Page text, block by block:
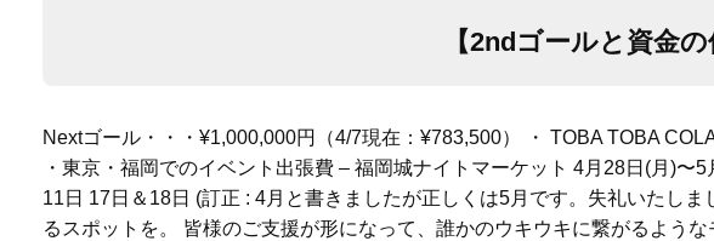
【2ndゴールと資金の
Nextゴール・・・¥1,000,000円（4/7現在：¥783,500） ・ TOBA TOBA
・東京・福岡でのイベント出張費 – 福岡城ナイトマーケット 4月28日(月)〜
11日 17日＆18日 (訂正 : 4月と書きましたが正しくは5月です。失礼いたし
るスポットを。 皆様のご支援が形になって、誰かのウキウキに繋がるよう